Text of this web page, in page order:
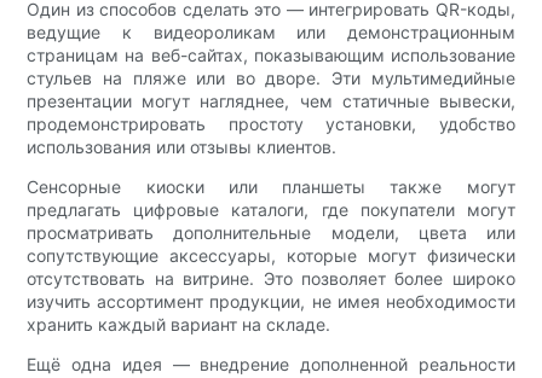
Один из способов сделать это — интегрировать QR-коды,
ведущие к видеороликам или демонстрационным
страницам на веб-сайтах, показывающим использование
стульев на пляже или во дворе. Эти мультимедийные
презентации могут нагляднее, чем статичные вывески,
продемонстрировать простоту установки, удобство
использования или отзывы клиентов.
Сенсорные киоски или планшеты также могут
предлагать цифровые каталоги, где покупатели могут
просматривать дополнительные модели, цвета или
сопутствующие аксессуары, которые могут физически
отсутствовать на витрине. Это позволяет более широко
изучить ассортимент продукции, не имея необходимости
хранить каждый вариант на складе.
Ещё одна идея — внедрение дополненной реальности